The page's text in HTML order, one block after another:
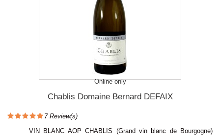
Online only
Chablis Domaine Bernard DEFAIX
7Review(s)
VIN BLANC AOP CHABLIS (Grand vin blanc de Bourgogne)